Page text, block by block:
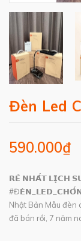
Đèn Led
590.000₫
𝗥𝗘̉ 𝗡𝗛𝗔̂́𝗧 𝗟𝗜̣𝗖𝗛
Nhật Bản Mẫu đèn
đã bán rồi, 7 năm